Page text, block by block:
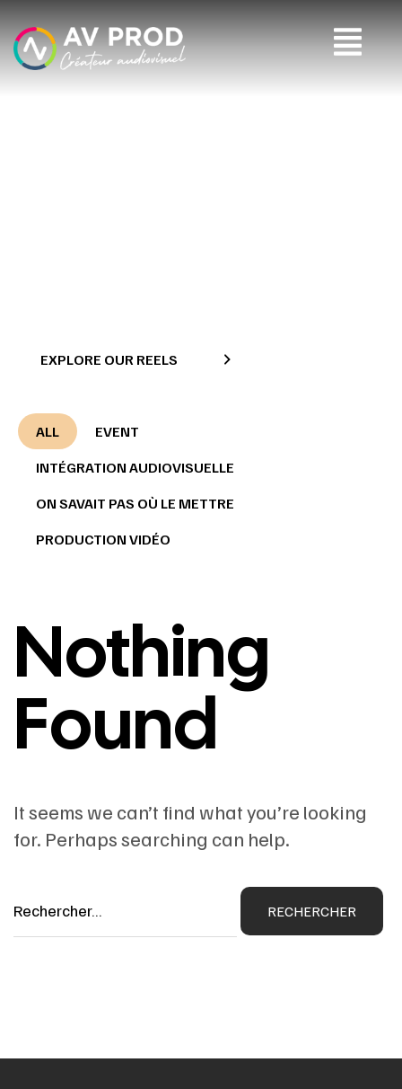
EXPLORE OUR REELS
ALL
EVENT
INTÉGRATION AUDIOVISUELLE
ON SAVAIT PAS OÙ LE METTRE
PRODUCTION VIDÉO
Nothing
Found
It seems we can’t find what you’re looking
for. Perhaps searching can help.